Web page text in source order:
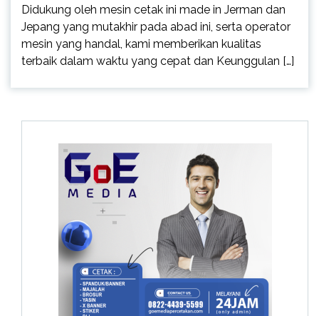
Didukung oleh mesin cetak ini made in Jerman dan
Jepang yang mutakhir pada abad ini, serta operator
mesin yang handal, kami memberikan kualitas
terbaik dalam waktu yang cepat dan Keunggulan […]